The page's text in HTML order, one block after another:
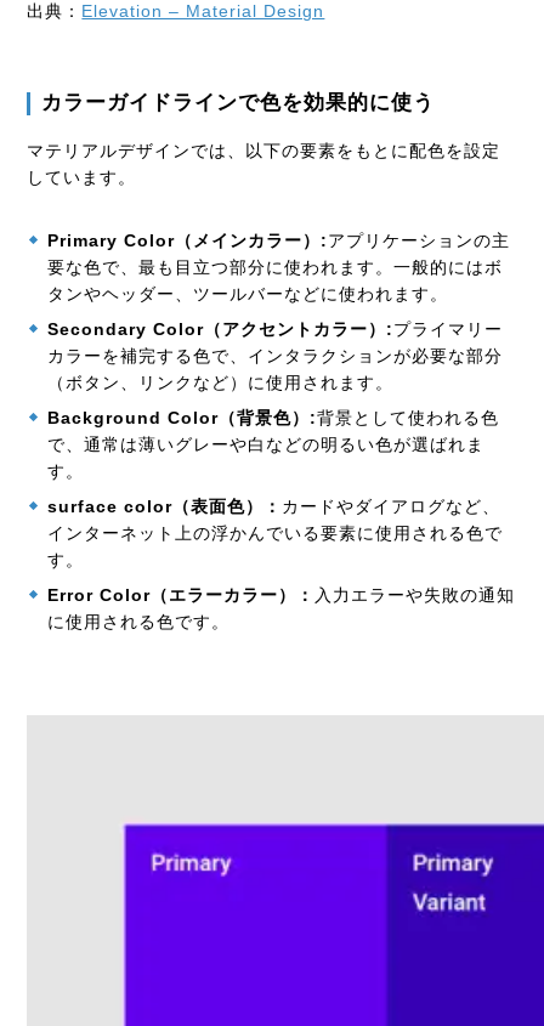
出典： Elevation – Material Design
カラーガイドラインで色を効果的に使う
マテリアルデザインでは、以下の要素をもとに配色を設定
しています。
Primary Color （メインカラー）:アプリケーションの主
要な色で、最も目立つ部分に使われます。一般的にはボ
タンやヘッダー、ツールバーなどに使われます。
Secondary Color （アクセントカラー）:プライマリー
カラーを補完する色で、インタラクションが必要な部分
（ボタン、リンクなど）に使用されます。
Background Color （背景色）:背景として使われる色
で、通常は薄いグレーや白などの明るい色が選ばれま
す。
surface color （表面色）： カードやダイアログなど、
インターネット上の浮かんでいる要素に使用される色で
す。
Error Color （エラーカラー）： 入力エラーや失敗の通知
に使用される色です。